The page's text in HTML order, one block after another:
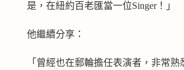
是，在紐約百老匯當一位Singer！」
他繼續分享：
「曾經也在郵輪擔任表演者，非常熟